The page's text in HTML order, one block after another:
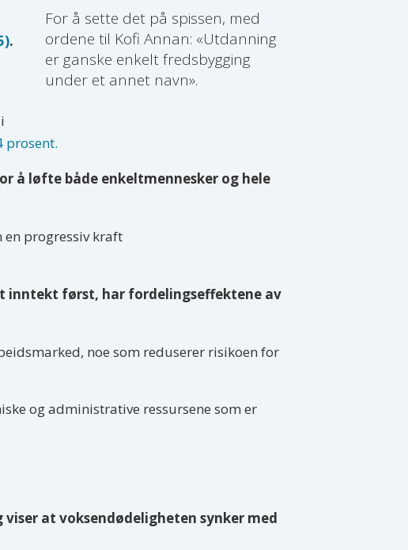
For å sette det på spissen, med
ordene til Kofi Annan: «Utdanning
er ganske enkelt fredsbygging
under et annet navn».
.
prosent.
å løfte både enkeltmennesker og hele
progressiv kraft
inntekt først, har fordelingseffektene av
noe som reduserer risikoen for
og administrative ressursene som er
at voksendødeligheten synker med